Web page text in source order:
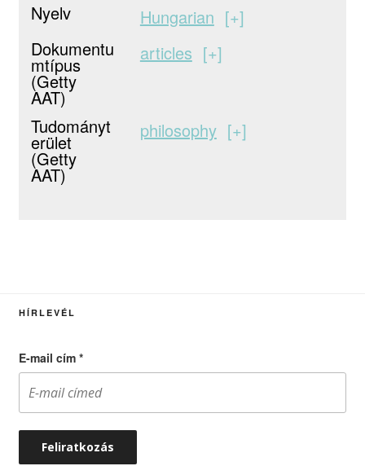
Nyelv Hungarian
+
Dokumentu
mtípus
(Getty
AAT)
articles +
Tudományt
erület
(Getty
AAT)
philosophy +
HÍRLEVÉL
E-mail cím *